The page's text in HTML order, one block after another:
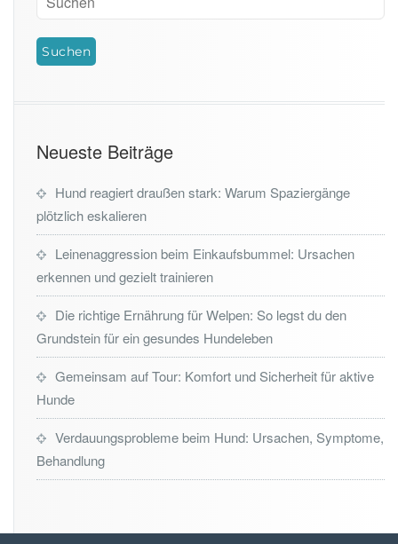
Neueste Beiträge
Hund reagiert draußen stark: Warum Spaziergänge
plötzlich eskalieren
Leinenaggression beim Einkaufsbummel: Ursachen
erkennen und gezielt trainieren
Die richtige Ernährung für Welpen: So legst du den
Grundstein für ein gesundes Hundeleben
Gemeinsam auf Tour: Komfort und Sicherheit für aktive
Hunde
Verdauungsprobleme beim Hund: Ursachen, Symptome,
Behandlung